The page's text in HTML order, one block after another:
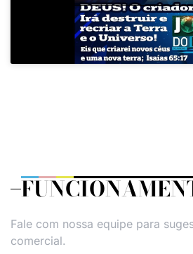
Fale com nossa equipe para
comercial.